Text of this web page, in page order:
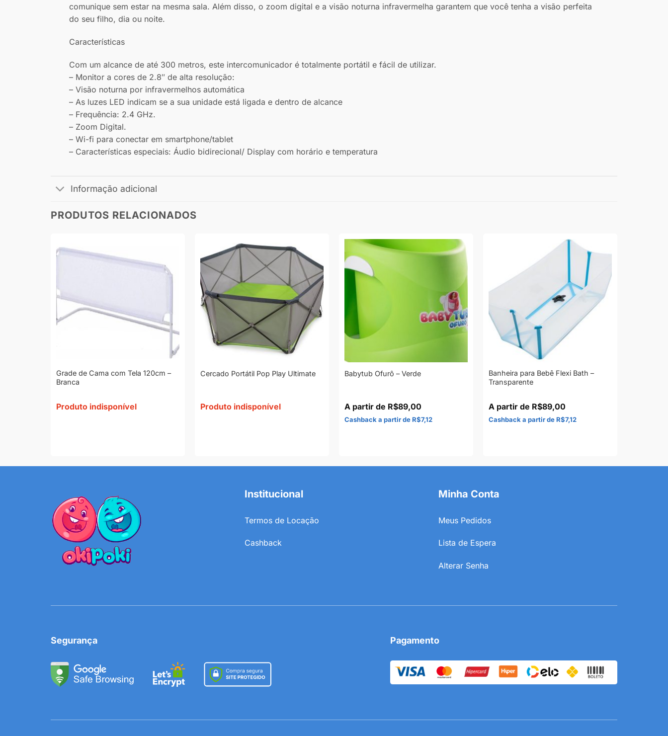
comunique sem estar na mesma sala. Além disso, o zoom digital e a visão noturna infravermelha garantem que você tenha a visão perfeita
do seu filho, dia ou noite.
Características
Com um alcance de até 300 metros, este intercomunicador é totalmente portátil e fácil de utilizar.
– Monitor a cores de 2.8″ de alta resolução:
– Visão noturna por infravermelhos automática
– As luzes LED indicam se a sua unidade está ligada e dentro de alcance
– Frequência: 2.4 GHz.
– Zoom Digital.
– Wi-fi para conectar em smartphone/tablet
– Características especiais: Áudio bidirecional/ Display com horário e temperatura
Informação adicional
PRODUTOS RELACIONADOS
Grade de Cama com Tela 120cm –
Branca
Produto indisponível
Cercado Portátil Pop Play Ultimate
Produto indisponível
Babytub Ofurô – Verde
R$89,00
R$7,12
Banheira para Bebê Flexi Bath –
Transparente
R$89,00
R$7,12
Institucional
Termos de Locação
Cashback
Minha Conta
Meus Pedidos
Lista de Espera
Alterar Senha
Segurança Pagamento